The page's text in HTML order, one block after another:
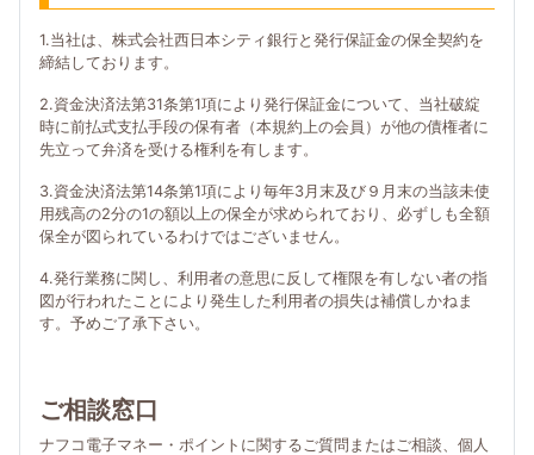
1.当社は、株式会社西日本シティ銀行と発行保証金の保全契約を
締結しております。
2.資金決済法第31条第1項により発行保証金について、当社破綻
時に前払式支払手段の保有者（本規約上の会員）が他の債権者に
先立って弁済を受ける権利を有します。
3.資金決済法第14条第1項により毎年3月末及び９月末の当該未使
用残高の2分の1の額以上の保全が求められており、必ずしも全額
保全が図られているわけではございません。
4.発行業務に関し、利用者の意思に反して権限を有しない者の指
図が行われたことにより発生した利用者の損失は補償しかねま
す。予めご了承下さい。
ご相談窓口
ナフコ電子マネー・ポイントに関するご質問またはご相談、個人